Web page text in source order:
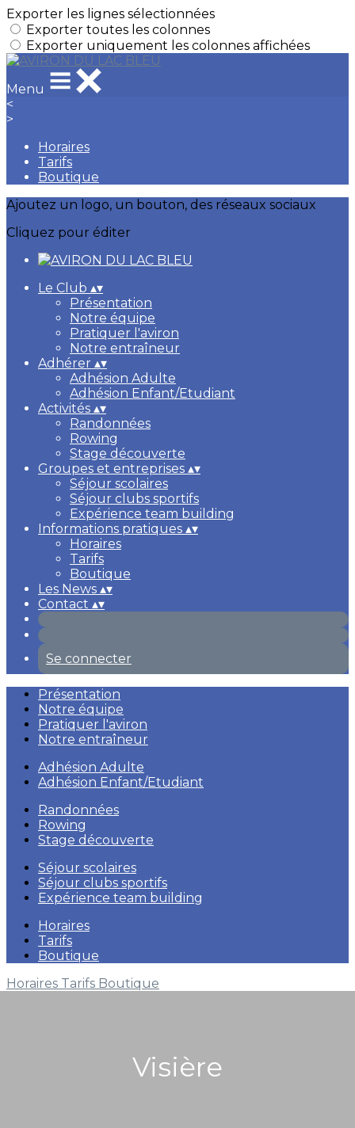
Exporter les lignes sélectionnées
Exporter toutes les colonnes
Exporter uniquement les colonnes affichées
Menu
<
>
Horaires
Tarifs
Boutique
Ajoutez un logo, un bouton, des réseaux sociaux
Cliquez pour éditer
Le Club ▴▾
Présentation
Notre équipe
Pratiquer l'aviron
Notre entraîneur
Adhérer ▴▾
Adhésion Adulte
Adhésion Enfant/Etudiant
Activités ▴▾
Randonnées
Rowing
Stage découverte
Groupes et entreprises ▴▾
Séjour scolaires
Séjour clubs sportifs
Expérience team building
Informations pratiques ▴▾
Horaires
Tarifs
Boutique
Les News ▴▾
Contact ▴▾
Se connecter
Présentation
Notre équipe
Pratiquer l'aviron
Notre entraîneur
Adhésion Adulte
Adhésion Enfant/Etudiant
Randonnées
Rowing
Stage découverte
Séjour scolaires
Séjour clubs sportifs
Expérience team building
Horaires
Tarifs
Boutique
Horaires Tarifs Boutique
Visière